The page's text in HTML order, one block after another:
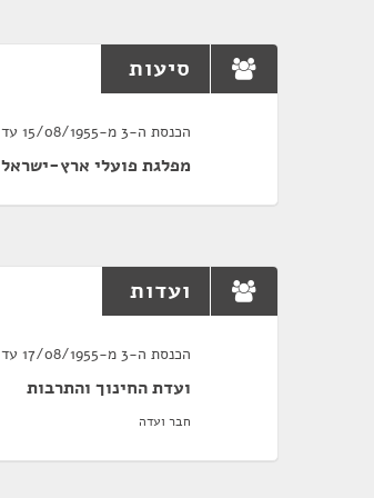
סיעות
הכנסת ה-3 מ-15/08/1955 עד 31/07/1957
מפלגת פועלי ארץ-ישראל
ועדות
הכנסת ה-3 מ-17/08/1955 עד 31/07/1957
ועדת החינוך והתרבות
חבר ועדה